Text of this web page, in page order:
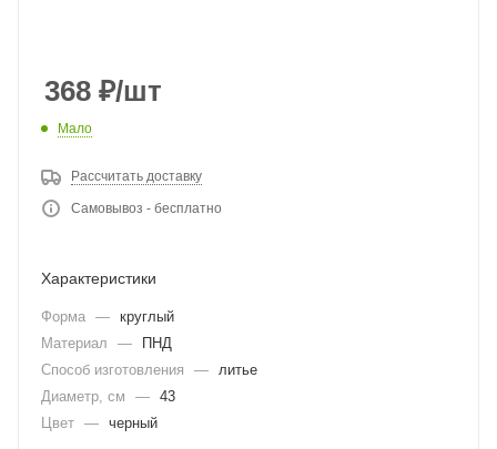
368 ₽/шт
Мало
Рассчитать доставку
Самовывоз - бесплатно
Характеристики
Форма — круглый
Материал
—
ПНД
Способ изготовления
—
литье
Диаметр, см
— 43
Цвет — черный